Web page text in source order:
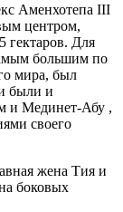
Аменхотепа III
центром,
Для
большим по
мира, был
были и
и Мединет-Абу ,
своего
жена Тия и
боковых